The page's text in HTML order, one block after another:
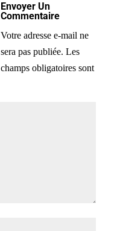
Envoyer Un
Commentaire
Votre adresse e-mail ne
sera pas publiée. Les
champs obligatoires sont